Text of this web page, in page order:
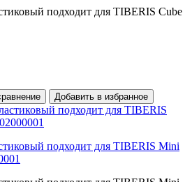
подходит для TIBERIS Cube
Добавить в избранное
подходит для TIBERIS Mini